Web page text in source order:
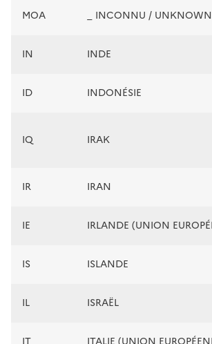
MOA _ INCONNU / UNKNOWN
IN INDE
ID INDONÉSIE
IQ IRAK
IR IRAN
IE IRLANDE (UNION
IS ISLANDE
IL ISRAËL